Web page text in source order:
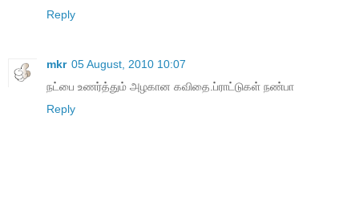
Reply
mkr 05 August, 2010 10:07
நட்பை உணர்த்தும் அழகான கவிதை.ப்ராட்டுகள் நண்பா
Reply